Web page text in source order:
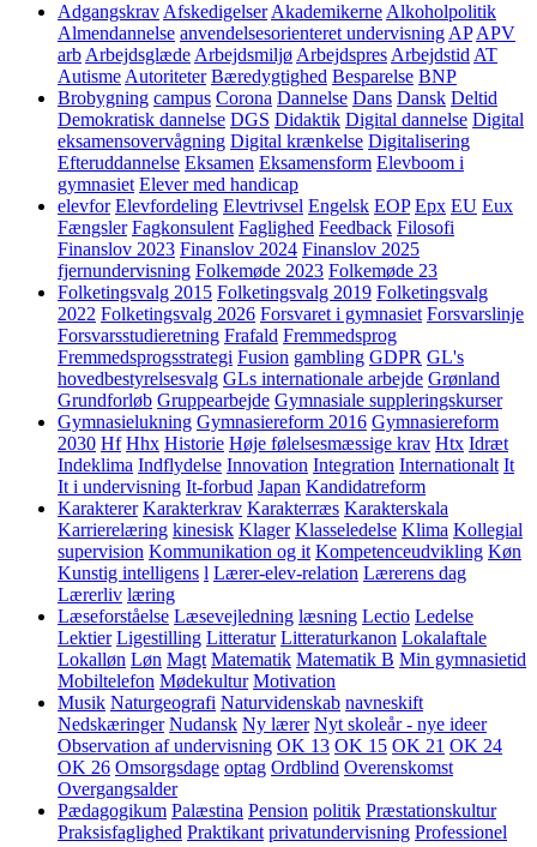
Adgangskrav Afskedigelser Akademikerne Alkoholpolitik
Almendannelse anvendelsesorienteret undervisning AP APV
arb Arbejdsglæde Arbejdsmiljø Arbejdspres Arbejdstid AT
Autisme Autoriteter Bæredygtighed Besparelse BNP
Brobygning campus Corona Dannelse Dans Dansk Deltid
Demokratisk dannelse DGS Didaktik Digital dannelse Digital
eksamensovervågning Digital krænkelse Digitalisering
Efteruddannelse Eksamen Eksamensform Elevboom i
gymnasiet Elever med handicap
elevfor Elevfordeling Elevtrivsel Engelsk EOP Epx EU Eux
Fængsler Fagkonsulent Faglighed Feedback Filosofi
Finanslov 2023 Finanslov 2024 Finanslov 2025
fjernundervisning Folkemøde 2023 Folkemøde 23
Folketingsvalg 2015 Folketingsvalg 2019 Folketingsvalg
2022 Folketingsvalg 2026 Forsvaret i gymnasiet Forsvarslinje
Forsvarsstudieretning Frafald Fremmedsprog
Fremmedsprogsstrategi Fusion gambling GDPR GL's
hovedbestyrelsesvalg GLs internationale arbejde Grønland
Grundforløb Gruppearbejde Gymnasiale suppleringskurser
Gymnasielukning Gymnasiereform 2016 Gymnasiereform
2030 Hf Hhx Historie Høje følelsesmæssige krav Htx Idræt
Indeklima Indflydelse Innovation Integration Internationalt It
It i undervisning It-forbud Japan Kandidatreform
Karakterer Karakterkrav Karakterræs Karakterskala
Karrierelæring kinesisk Klager Klasseledelse Klima Kollegial
supervision Kommunikation og it Kompetenceudvikling Køn
Kunstig intelligens l Lærer-elev-relation Lærerens dag
Lærerliv læring
Læseforståelse Læsevejledning læsning Lectio Ledelse
Lektier Ligestilling Litteratur Litteraturkanon Lokalaftale
Lokalløn Løn Magt Matematik Matematik B Min gymnasietid
Mobiltelefon Mødekultur Motivation
Musik Naturgeografi Naturvidenskab navneskift
Nedskæringer Nudansk Ny lærer Nyt skoleår - nye ideer
Observation af undervisning OK 13 OK 15 OK 21 OK 24
OK 26 Omsorgsdage optag Ordblind Overenskomst
Overgangsalder
Pædagogikum Palæstina Pension politik Præstationskultur
Praksisfaglighed Praktikant privatundervisning Professionel